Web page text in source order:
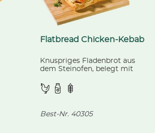
Flatbread Chicken-Kebab
Knuspriges Fladenbrot aus
dem Steinofen, belegt mit
Gemüse und Käse.
Best-Nr. 40305